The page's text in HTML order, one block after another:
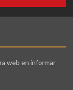
web en informar